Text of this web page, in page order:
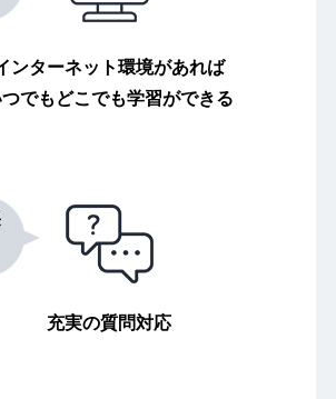
ンターネット環境があれば
つでもどこでも学習ができる
充実の質問対応